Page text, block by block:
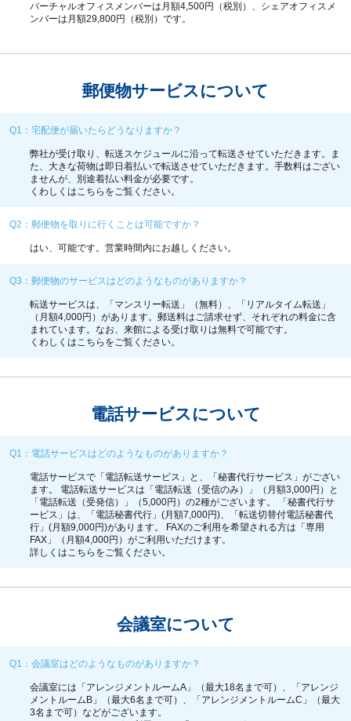
バーチャルオフィスメンバーは月額4,500円（税別）、 シェアオフィスメ
ンバーは月額29,800円（税別）です。
郵便物サービスについて
Q1：宅配便が届いたらどうなりますか？
弊社が受け取り、転送スケジュールに沿って転送させていただきます。ま
た、大きな荷物は即日着払いで転送させていただきます。手数料はござい
ませんが、別途着払い料金が必要です。
くわしくはこちら をご覧ください。
Q2：郵便物を取りに行くことは可能ですか？
はい、可能です。営業時間内にお越しください。
Q3：郵便物のサービスはどのようなものがありますか？
転送サービスは、「マンスリー転送」（無料）、「リアルタイム転送」
（月額4,000円）があります。郵送料はご請求せず、それぞれの料金に含
まれています。なお、来館による受け取りは無料で可能です。
くわしくはこちら をご覧ください。
電話サービスについて
Q1：電話サービスはどのようなものがありますか？
電話サービスで「電話転送サービス」と、「秘書代行サービス」がござい
ます。 電話転送サービスは「電話転送（受信のみ）」（月額3,000円）と
「電話転送（受発信）」（5,000円）の2種がございます。 「秘書代行サ
ービス」は、「電話秘書代行」(月額7,000円)、「転送切替付電話秘書代
行」(月額9,000円)があります。 FAXのご利用を希望される方は「専用
FAX」（月額4,000円）がご利用いただけます。
詳しくはこちら をご覧ください。
会議室について
Q1：会議室はどのようなものがありますか？
会議室には「アレンジメントルームA」（最大18名まで可）、「アレンジ
メントルームB」（最大6名まで可）、「アレンジメントルームC」（最大
3名まで可）などがございます。